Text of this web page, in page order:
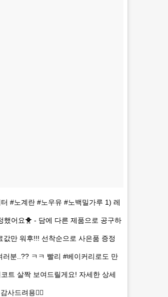
#노계란 #노우유 #노백밀가루 1) 레
했어요🐥 - 담에 다른 제품으로 공구하
만 워후!!! 선착순으로 사은품 증정
분..?? ㅋㅋ 빨리 #베이커리로도 만
트 살짝 보여드릴게요! 자세한 상세
사드려용🤹‍♂️